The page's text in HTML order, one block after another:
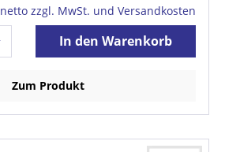
netto zzgl. MwSt. und Versandkosten
In den Warenkorb
Zum Produkt